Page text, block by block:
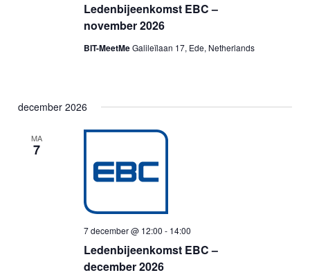
Ledenbijeenkomst EBC –
november 2026
BIT-MeetMeGalileïlaan 17, Ede, Netherlands
december 2026
MA
7
Ledenbijeenkomst EBC –
december 2026
7 december @ 12:00 - 14:00